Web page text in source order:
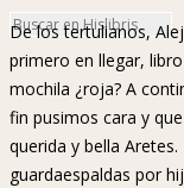
De los tertulianos,
primero en llegar,
mochila ¿roja? A
fin pusimos cara y
querida y bella
guardaespaldas por